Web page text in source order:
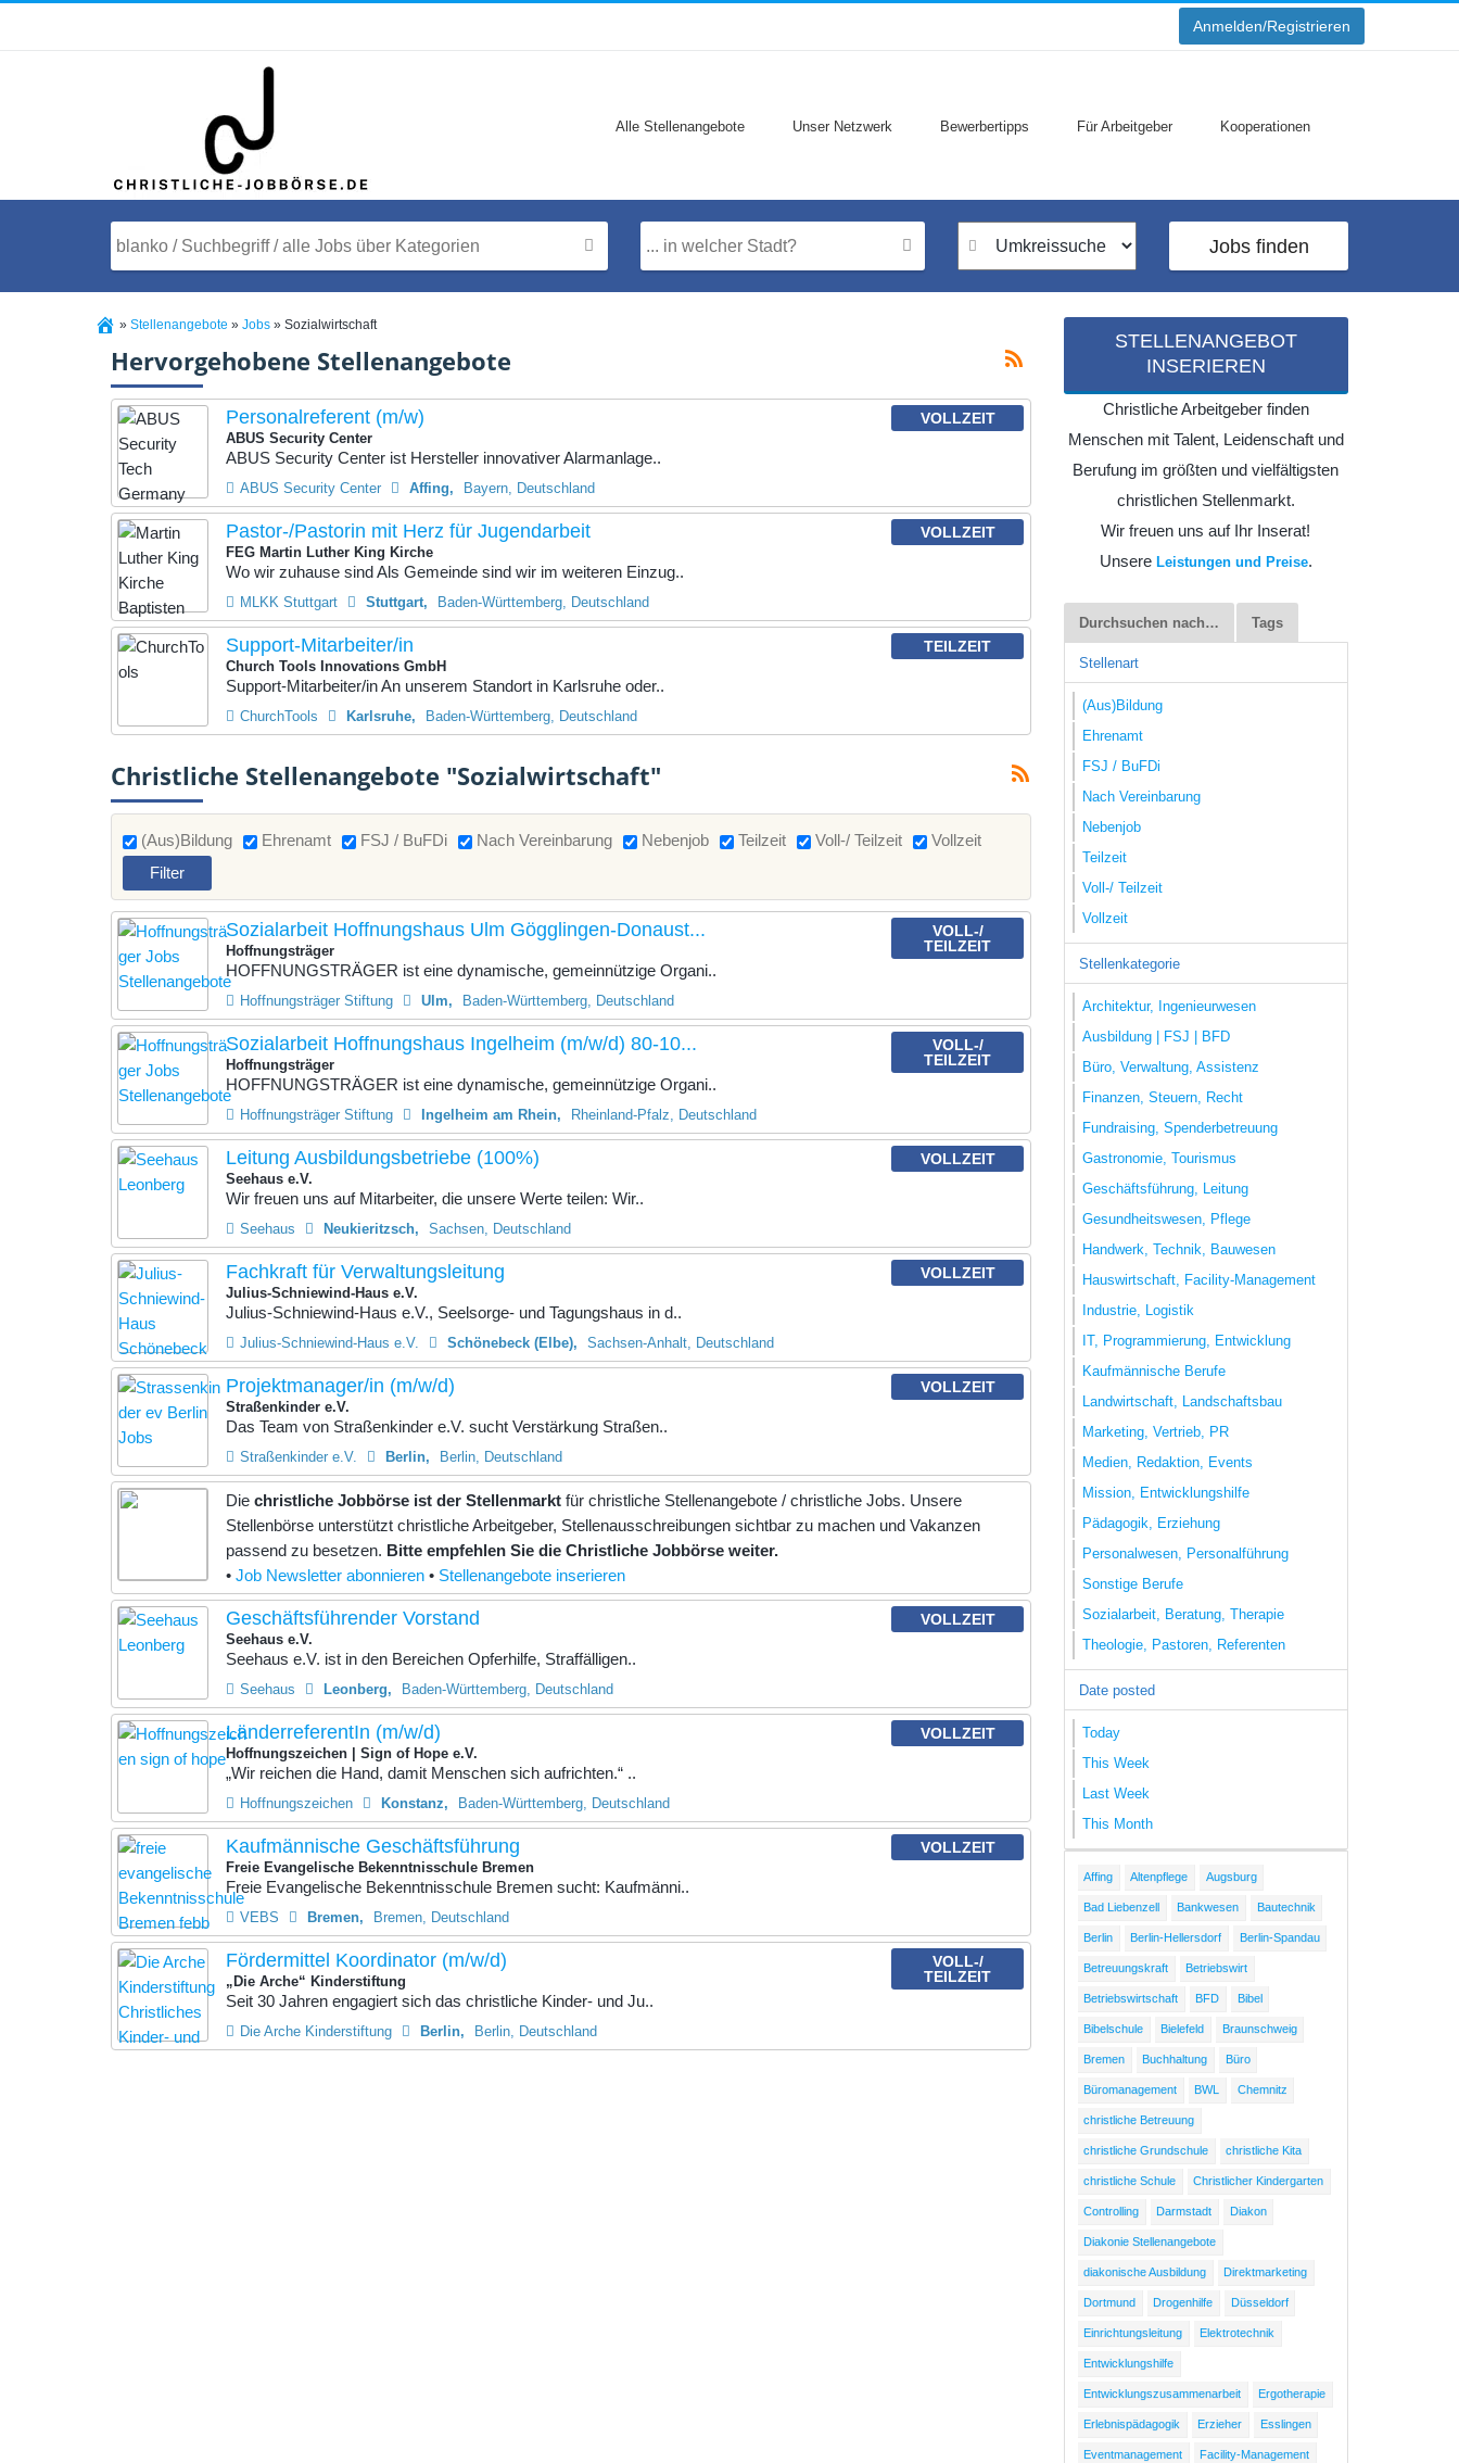
Anmelden/Registrieren
Alle Stellenangebote Unser Netzwerk Bewerbertipps Für Arbeitgeber Kooperationen
Jobs finden
» Stellenangebote » Jobs » Sozialwirtschaft
Hervorgehobene Stellenangebote
Personalreferent (m/w)
ABUS Security Center
VOLLZEIT
ABUS Security Center ist Hersteller innovativer Alarmanlage..
ABUS Security Center Affing Bayern, Deutschland
Pastor-/Pastorin mit Herz für Jugendarbeit
FEG Martin Luther King Kirche
VOLLZEIT
Wo wir zuhause sind Als Gemeinde sind wir im weiteren Einzug..
MLKK Stuttgart Stuttgart Baden-Württemberg, Deutschland
Support-Mitarbeiter/in
Church Tools Innovations GmbH
TEILZEIT
Support-Mitarbeiter/in An unserem Standort in Karlsruhe oder..
ChurchTools Karlsruhe Baden-Württemberg, Deutschland
Christliche Stellenangebote "Sozialwirtschaft"
(Aus)Bildung Ehrenamt FSJ / BuFDi Nach Vereinbarung Nebenjob Teilzeit Voll-/ Teilzeit Vollzeit
Sozialarbeit Hoffnungshaus Ulm Gögglingen-Donaust...
Hoffnungsträger
VOLL-/
TEILZEIT
HOFFNUNGSTRÄGER ist eine dynamische, gemeinnützige Organi..
Hoffnungsträger Stiftung Ulm Baden-Württemberg, Deutschland
Sozialarbeit Hoffnungshaus Ingelheim (m/w/d) 80-10...
Hoffnungsträger
VOLL-/
TEILZEIT
HOFFNUNGSTRÄGER ist eine dynamische, gemeinnützige Organi..
Hoffnungsträger Stiftung Ingelheim am Rhein Rheinland-Pfalz, Deutschland
Leitung Ausbildungsbetriebe (100%)
Seehaus e.V.
VOLLZEIT
Wir freuen uns auf Mitarbeiter, die unsere Werte teilen: Wir..
Seehaus Neukieritzsch Sachsen, Deutschland
Fachkraft für Verwaltungsleitung
Julius-Schniewind-Haus e.V.
VOLLZEIT
Julius-Schniewind-Haus e.V., Seelsorge- und Tagungshaus in d..
Julius-Schniewind-Haus e.V. Schönebeck (Elbe) Sachsen-Anhalt, Deutschland
Projektmanager/in (m/w/d)
Straßenkinder e.V.
VOLLZEIT
Das Team von Straßenkinder e.V. sucht Verstärkung Straßen..
Straßenkinder e.V. Berlin Berlin, Deutschland
Diechristliche Jobbörse ist der Stellenmarktfür christliche Stellenangebote / christliche Jobs. Unsere
Stellenbörse unterstützt christliche Arbeitgeber, Stellenausschreibungen sichtbar zu machen und Vakanzen
passend zu besetzen. Bitte empfehlen Sie die Christliche Jobbörse weiter.
•Job Newsletter abonnieren • Stellenangebote inserieren
Geschäftsführender Vorstand
Seehaus e.V.
VOLLZEIT
Seehaus e.V. ist in den Bereichen Opferhilfe, Straffälligen..
Seehaus Leonberg Baden-Württemberg, Deutschland
LänderreferentIn (m/w/d)
Hoffnungszeichen | Sign of Hope e.V.
VOLLZEIT
„Wir reichen die Hand, damit Menschen sich aufrichten.“ ..
Hoffnungszeichen Konstanz Baden-Württemberg, Deutschland
Kaufmännische Geschäftsführung
Freie Evangelische Bekenntnisschule Bremen
VOLLZEIT
Freie Evangelische Bekenntnisschule Bremen sucht: Kaufmänni..
VEBS Bremen Bremen, Deutschland
Fördermittel Koordinator (m/w/d)
„Die Arche“ Kinderstiftung
VOLL-/
TEILZEIT
Seit 30 Jahren engagiert sich das christliche Kinder- und Ju..
Die Arche Kinderstiftung Berlin Berlin, Deutschland
STELLENANGEBOT
INSERIEREN
Christliche Arbeitgeber finden
Menschen mit Talent, Leidenschaft und
Berufung im größten und vielfältigsten
christlichen Stellenmarkt.
Wir freuen uns auf Ihr Inserat!
Unsere Leistungen und Preise.
Durchsuchen nach… Tags
Stellenart
(Aus)Bildung
Ehrenamt
FSJ / BuFDi
Nach Vereinbarung
Nebenjob
Teilzeit
Voll-/ Teilzeit
Vollzeit
Stellenkategorie
Architektur, Ingenieurwesen
Ausbildung | FSJ | BFD
Büro, Verwaltung, Assistenz
Finanzen, Steuern, Recht
Fundraising, Spenderbetreuung
Gastronomie, Tourismus
Geschäftsführung, Leitung
Gesundheitswesen, Pflege
Handwerk, Technik, Bauwesen
Hauswirtschaft, Facility-Management
Industrie, Logistik
IT, Programmierung, Entwicklung
Kaufmännische Berufe
Landwirtschaft, Landschaftsbau
Marketing, Vertrieb, PR
Medien, Redaktion, Events
Mission, Entwicklungshilfe
Pädagogik, Erziehung
Personalwesen, Personalführung
Sonstige Berufe
Sozialarbeit, Beratung, Therapie
Theologie, Pastoren, Referenten
Date posted
Today
This Week
Last Week
This Month
Affing Altenpflege Augsburg
Bad Liebenzell Bankwesen Bautechnik
Berlin Berlin-Hellersdorf Berlin-Spandau
Betreuungskraft Betriebswirt
Betriebswirtschaft BFD Bibel
Bibelschule Bielefeld Braunschweig
Bremen Buchhaltung Büro
Büromanagement BWL Chemnitz
christliche Betreuung
christliche Grundschule christliche Kita
christliche Schule Christlicher Kindergarten
Controlling Darmstadt Diakon
Diakonie Stellenangebote
diakonische Ausbildung Direktmarketing
Dortmund Drogenhilfe Düsseldorf
Einrichtungsleitung Elektrotechnik
Entwicklungshilfe
Entwicklungszusammenarbeit Ergotherapie
Erlebnispädagogik Erzieher Esslingen
Eventmanagement Facility-Management